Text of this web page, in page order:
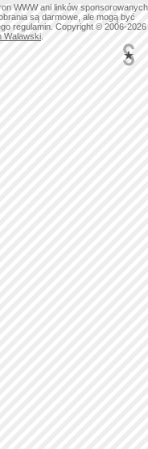
WWW ani linków sponsorowanych
są darmowe, ale mogą być
regulamin. Copyright © 2006-2026
Walawski